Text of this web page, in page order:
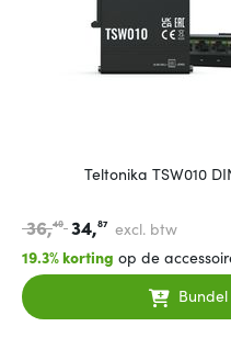
Teltonika TSW010
36,40 34,87 excl. btw
19.3% korting op de